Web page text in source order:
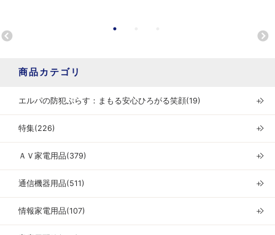
商品カテゴリ
エルパの防犯ぷらす：まもる安心ひろがる笑顔(19) ＋
特集(226) ＋
ＡＶ家電用品(379) ＋
通信機器用品(511) ＋
情報家電用品(107) ＋